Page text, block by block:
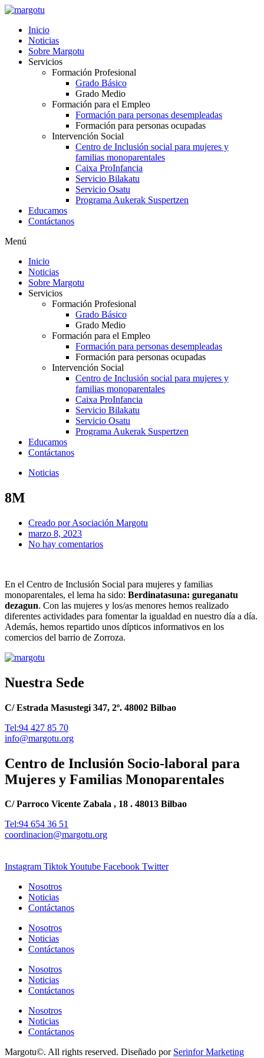
Ir
contenido
Inicio
Noticias
Sobre Margotu
Servicios
Formación Profesional
Grado Básico
Grado Medio
Formación para el Empleo
Formación para personas desempleadas
Formación para personas ocupadas
Intervención Social
Centro de Inclusión social para mujeres y
familias monoparentales
Caixa ProInfancia
Servicio Bilakatu
Servicio Osatu
Programa Aukerak Suspertzen
Educamos
Contáctanos
Menú
Inicio
Noticias
Sobre Margotu
Servicios
Formación Profesional
Grado Básico
Grado Medio
Formación para el Empleo
Formación para personas desempleadas
Formación para personas ocupadas
Intervención Social
Centro de Inclusión social para mujeres y
familias monoparentales
Caixa ProInfancia
Servicio Bilakatu
Servicio Osatu
Programa Aukerak Suspertzen
Educamos
Contáctanos
Noticias
8M
Creado porAsociación Margotu
marzo 8, 2023
No hay comentarios
En el Centro de Inclusión Social para mujeres y familias
monoparentales, el lema ha sido: Berdinatasuna: gureganatu
dezagun. Con las mujeres y los/as menores hemos realizado
diferentes actividades para fomentar la igualdad en nuestro día a día.
Además, hemos repartido unos dípticos informativos en los
comercios del barrio de Zorroza.
Nuestra Sede
C/ Estrada Masustegi 347, 2º. 48002 Bilbao
Tel:94 427 85 70
info@margotu.org
Centro de Inclusión Socio-laboral para
Mujeres y Familias Monoparentales
C/ Parroco Vicente Zabala , 18 . 48013 Bilbao
Tel:94 654 36 51
coordinacion@margotu.org
Instagram TiktokYoutube Facebook Twitter
Nosotros
Noticias
Contáctanos
Nosotros
Noticias
Contáctanos
Nosotros
Noticias
Contáctanos
Nosotros
Noticias
Contáctanos
Margotu©. All rights reserved. Diseñado por Serinfor Marketing